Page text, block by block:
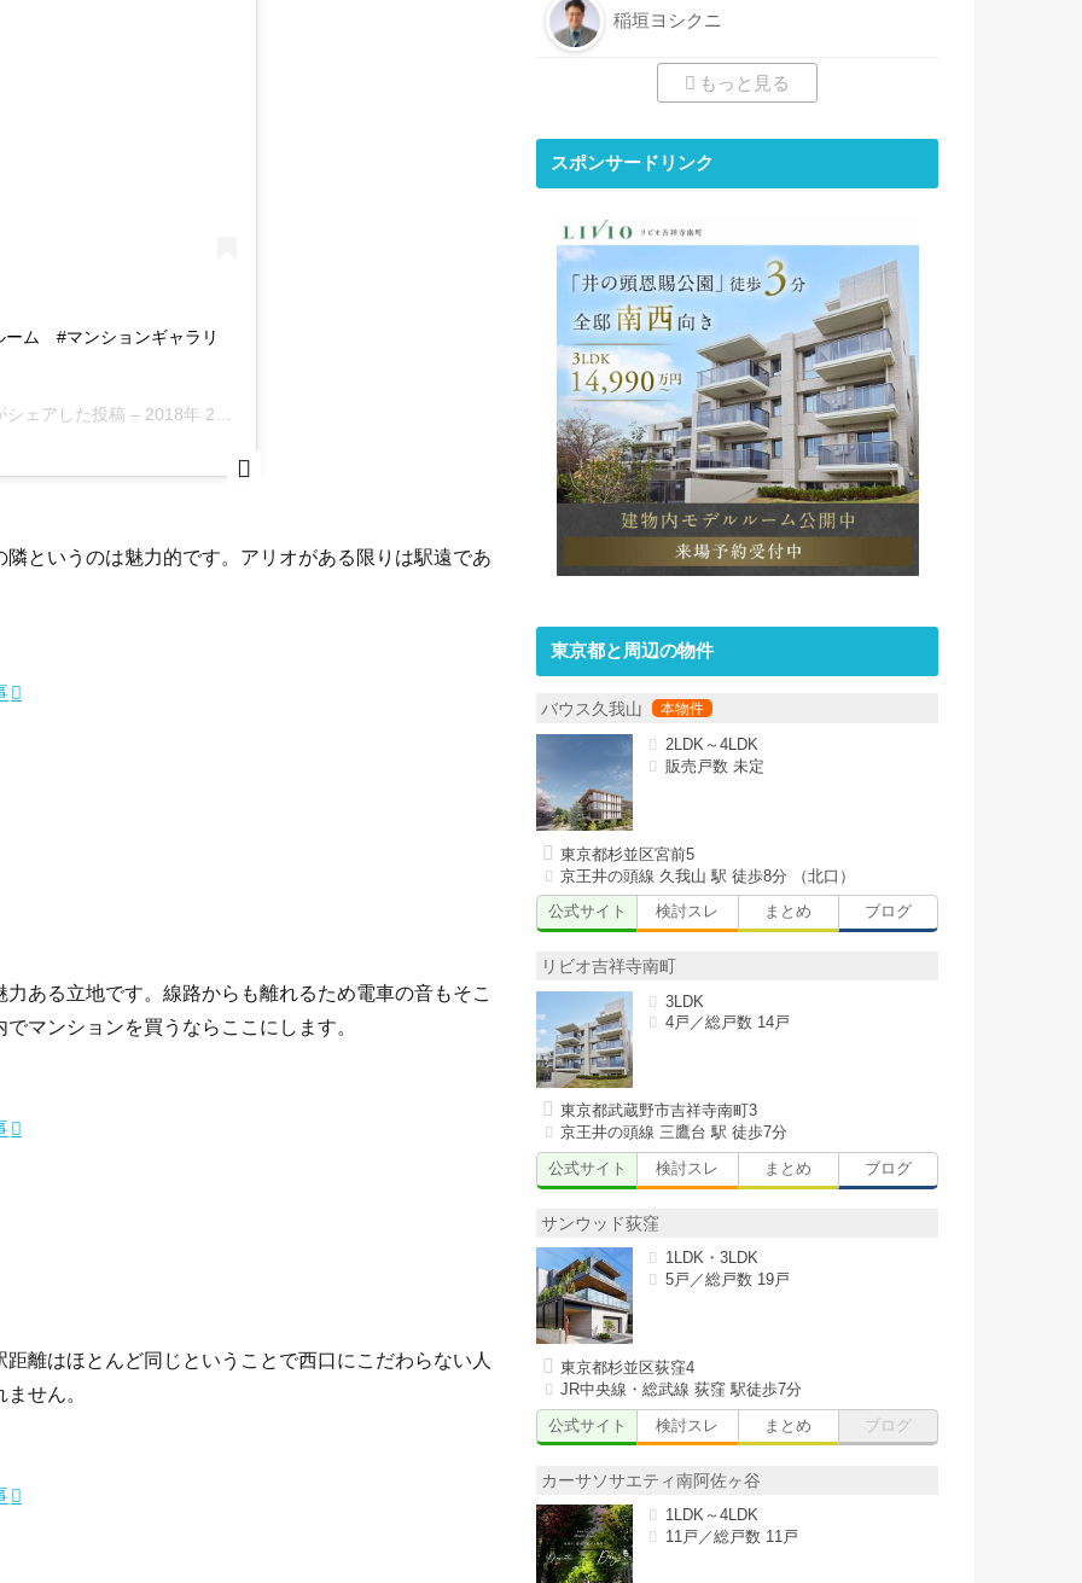
ム #マンションギャラリ
シェアした投稿 – 2018年 2月月17日午後10時50分PST
というのは魅力的です。アリオがある限りは駅遠であ
ある立地です。線路からも離れるため電車の音もそこ
マンションを買うならここにします。
離はほとんど同じということで西口にこだわらない人
せん。
稲垣ヨシクニ
もっと見る
スポンサードリンク
東京都と周辺の物件
バウス久我山
2LDK～4LDK
販売戸数 未定
東京都杉並区宮前5
京王井の頭線 久我山 駅 徒歩8分 （北口）
公式サイト
検討スレ まとめ ブログ
リビオ吉祥寺南町
3LDK
4戸／総戸数 14戸
東京都武蔵野市吉祥寺南町3
京王井の頭線 三鷹台 駅 徒歩7分
公式サイト
検討スレ まとめ ブログ
サンウッド荻窪
1LDK・3LDK
5戸／総戸数 19戸
東京都杉並区荻窪4
JR中央線・総武線 荻窪 駅徒歩7分
公式サイト
検討スレ まとめ ブログ
カーサソサエティ南阿佐ヶ谷
1LDK～4LDK
11戸／総戸数 11戸